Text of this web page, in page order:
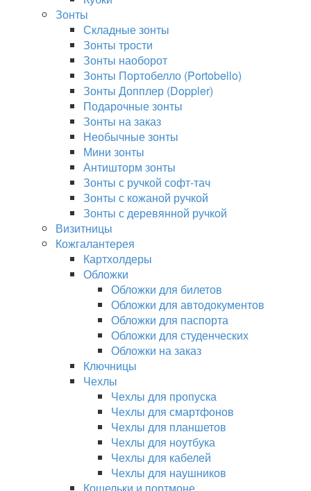
Зонты
Складные зонты
Зонты трости
Зонты наоборот
Зонты Портобелло (Portobello)
Зонты Допплер (Doppler)
Подарочные зонты
Зонты на заказ
Необычные зонты
Мини зонты
Антишторм зонты
Зонты с ручкой софт-тач
Зонты с кожаной ручкой
Зонты с деревянной ручкой
Визитницы
Кожгалантерея
Картхолдеры
Обложки
Обложки для билетов
Обложки для автодокументов
Обложки для паспорта
Обложки для студенческих
Обложки на заказ
Ключницы
Чехлы
Чехлы для пропуска
Чехлы для смартфонов
Чехлы для планшетов
Чехлы для ноутбука
Чехлы для кабелей
Чехлы для наушников